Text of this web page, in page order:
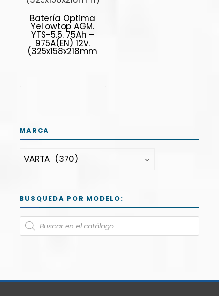
Batería Optima
Yellowtop AGM.
YTS-5.5. 75Ah –
975A(EN) 12V.
(325x158x218mm)
MARCA
BUSQUEDA POR MODELO: